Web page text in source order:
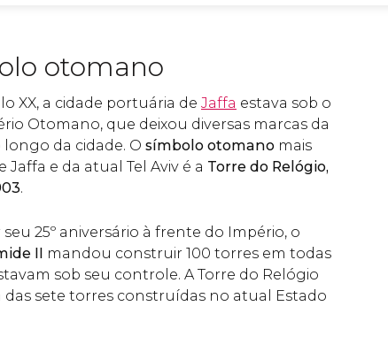
otomano
XX, a cidade portuária de Jaffa estava sob o
Otomano, que deixou diversas marcas da
da cidade. O símbolo otomano mais
Jaffa e da atual Tel Aviv é a Torre do Relógio,
.
25º aniversário à frente do Império, o
II mandou construir 100 torres em todas
sob seu controle. A Torre do Relógio
das sete torres construídas no atual Estado